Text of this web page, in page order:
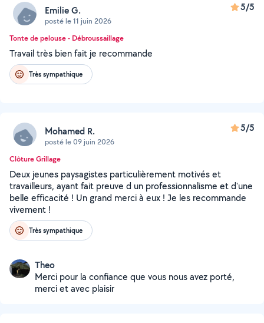
Emilie G.
posté le 11 juin 2026
5/5
Tonte de pelouse - Débroussaillage
Travail très bien fait je recommande
Très sympathique
Mohamed R.
posté le 09 juin 2026
5/5
Clôture Grillage
Deux jeunes paysagistes particulièrement motivés et
travailleurs, ayant fait preuve d un professionnalisme et d'une
belle efficacité ! Un grand merci à eux ! Je les recommande
vivement !
Très sympathique
Theo
Merci pour la confiance que vous nous avez porté,
merci et avec plaisir